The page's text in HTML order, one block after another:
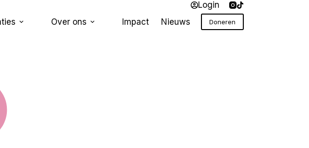
Login
Over ons Impact Nieuws Doneren